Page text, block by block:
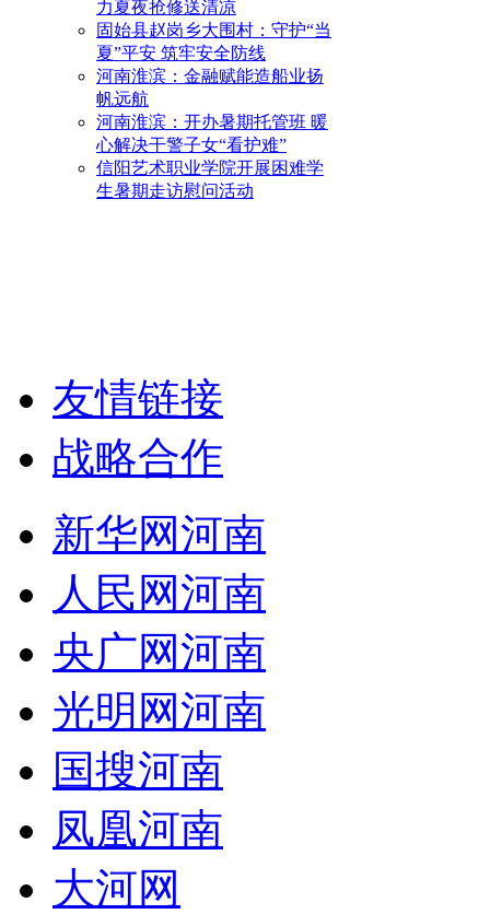
力夏夜抢修送清凉
固始县赵岗乡大围村：守护“当
夏”平安 筑牢安全防线
河南淮滨：金融赋能造船业扬
帆远航
河南淮滨：开办暑期托管班 暖
心解决干警子女“看护难”
信阳艺术职业学院开展困难学
生暑期走访慰问活动
友情链接
战略合作
新华网河南
人民网河南
央广网河南
光明网河南
国搜河南
凤凰河南
大河网